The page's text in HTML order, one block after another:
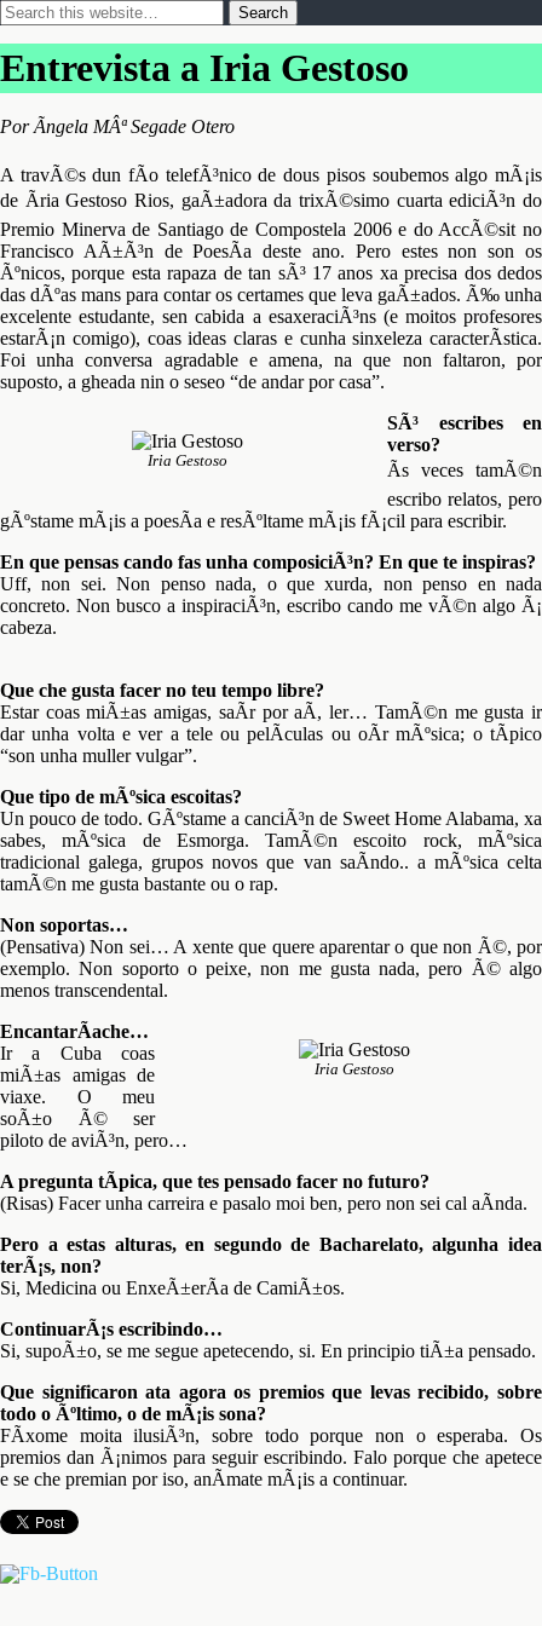
Entrevista a Iria Gestoso
Por Ãngela MÂª Segade Otero
A travÃ©s dun fÃ­o telefÃ³nico de dous pisos soubemos algo mÃ¡is
de Ãria Gestoso Rios, gaÃ±adora da trixÃ©simo cuarta ediciÃ³n do
Premio Minerva de Santiago de Compostela 2006 e do AccÃ©sit no
Francisco AÃ±Ã³n de PoesÃ­a deste ano. Pero estes non son os
Ãºnicos, porque esta rapaza de tan sÃ³ 17 anos xa precisa dos dedos
das dÃºas mans para contar os certames que leva gaÃ±ados. Ã‰ unha
excelente estudante, sen cabida a esaxeraciÃ³ns (e moitos profesores
estarÃ¡n comigo), coas ideas claras e cunha sinxeleza caracterÃ­stica.
Foi unha conversa agradable e amena, na que non faltaron, por
suposto, a gheada nin o seseo “de andar por casa”.
Iria Gestoso
SÃ³ escribes en
verso?
Ãs veces tamÃ©n
escribo relatos, pero
gÃºstame mÃ¡is a poesÃ­a e resÃºltame mÃ¡is fÃ¡cil para escribir.
En que pensas cando fas unha composiciÃ³n? En que te inspiras?
Uff, non sei. Non penso nada, o que xurda, non penso en nada
concreto. Non busco a inspiraciÃ³n, escribo cando me vÃ©n algo Ã¡
cabeza.
Que che gusta facer no teu tempo libre?
Estar coas miÃ±as amigas, saÃ­r por aÃ­, ler… TamÃ©n me gusta ir
dar unha volta e ver a tele ou pelÃ­culas ou oÃ­r mÃºsica; o tÃ­pico
“son unha muller vulgar”.
Que tipo de mÃºsica escoitas?
Un pouco de todo. GÃºstame a canciÃ³n de Sweet Home Alabama, xa
sabes, mÃºsica de Esmorga. TamÃ©n escoito rock, mÃºsica
tradicional galega, grupos novos que van saÃ­ndo.. a mÃºsica celta
tamÃ©n me gusta bastante ou o rap.
Non soportas…
(Pensativa) Non sei… A xente que quere aparentar o que non Ã©, por
exemplo. Non soporto o peixe, non me gusta nada, pero Ã© algo
menos transcendental.
Iria Gestoso
EncantarÃ­ache…
Ir a Cuba coas
miÃ±as amigas de
viaxe. O meu
soÃ±o Ã© ser
piloto de aviÃ³n, pero…
A pregunta tÃ­pica, que tes pensado facer no futuro?
(Risas) Facer unha carreira e pasalo moi ben, pero non sei cal aÃ­nda.
Pero a estas alturas, en segundo de Bacharelato, algunha idea
terÃ¡s, non?
Si, Medicina ou EnxeÃ±erÃ­a de CamiÃ±os.
ContinuarÃ¡s escribindo…
Si, supoÃ±o, se me segue apetecendo, si. En principio tiÃ±a pensado.
Que significaron ata agora os premios que levas recibido, sobre
todo o Ãºltimo, o de mÃ¡is sona?
FÃ­xome moita ilusiÃ³n, sobre todo porque non o esperaba. Os
premios dan Ã¡nimos para seguir escribindo. Falo porque che apetece
e se che premian por iso, anÃ­mate mÃ¡is a continuar.